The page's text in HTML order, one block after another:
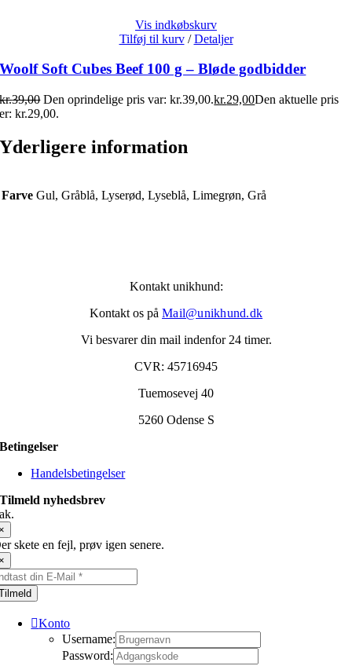
Vis indkøbskurv
Tilføj til kurv / Detaljer
Woolf Soft Cubes Beef 100 g – Bløde godbidder
kr.39,00 Den oprindelige pris var: kr.39,00.kr.29,00Den aktuelle pris
er: kr.29,00.
Yderligere information
Farve Gul, Gråblå, Lyserød, Lyseblå, Limegrøn, Grå
Kontakt unikhund:
Kontakt os på Mail@unikhund.dk
Vi besvarer din mail indenfor 24 timer.
CVR: 45716945
Tuemosevej 40
5260 Odense S
Betingelser
Handelsbetingelser
Tilmeld nyhedsbrev
skete en fejl, prøv igen senere.
Konto
Username:
Password: